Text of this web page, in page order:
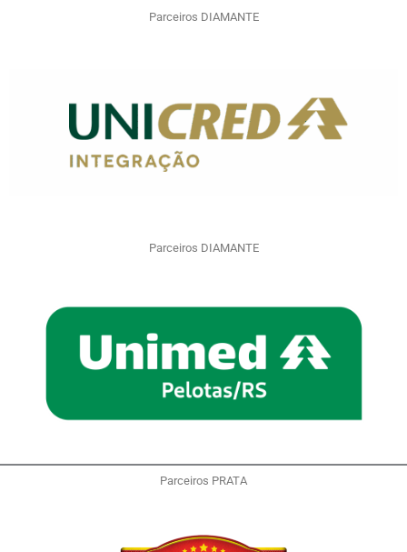
Parceiros DIAMANTE
Parceiros DIAMANTE
Parceiros PRATA